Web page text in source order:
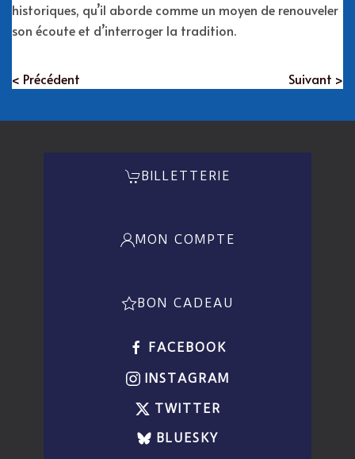
historiques, qu’il aborde comme un moyen de renouveler
son écoute et d’interroger la tradition.
< Précédent Suivant >
BILLETTERIE
MON COMPTE
BON CADEAU
FACEBOOK
INSTAGRAM
TWITTER
BLUESKY